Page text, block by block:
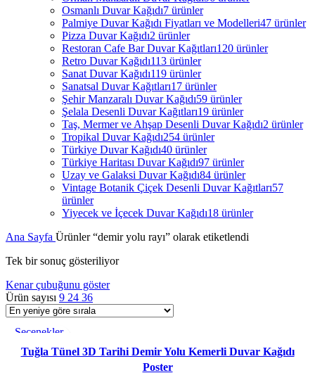
Osmanlı Duvar Kağıdı7 ürünler
Palmiye Duvar Kağıdı Fiyatları ve Modelleri47 ürünler
Pizza Duvar Kağıdı2 ürünler
Restoran Cafe Bar Duvar Kağıtları120 ürünler
Retro Duvar Kağıdı113 ürünler
Sanat Duvar Kağıdı119 ürünler
Sanatsal Duvar Kağıtları17 ürünler
Şehir Manzaralı Duvar Kağıdı59 ürünler
Şelala Desenli Duvar Kağıtları19 ürünler
Taş, Mermer ve Ahşap Desenli Duvar Kağıdı2 ürünler
Tropikal Duvar Kağıdı254 ürünler
Türkiye Duvar Kağıdı40 ürünler
Türkiye Haritası Duvar Kağıdı97 ürünler
Uzay ve Galaksi Duvar Kağıdı84 ürünler
Vintage Botanik Çiçek Desenli Duvar Kağıtları57
ürünler
Yiyecek ve İçecek Duvar Kağıdı18 ürünler
Ana Sayfa Ürünler “demir yolu rayı” olarak etiketlendi
Tek bir sonuç gösteriliyor
Kenar çubuğunu göster
Ürün sayısı 9 24 36
Seçenekler
Favorilere ekle
Tuğla Tünel 3D Tarihi Demir Yolu Kemerli Duvar Kağıdı
Poster